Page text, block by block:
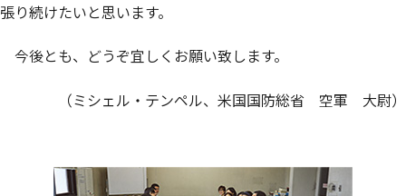
張り続けたいと思います。
今後とも、どうぞ宜しくお願い致します。
（ミシェル・テンペル、米国国防総省 空軍 大尉）